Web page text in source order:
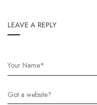
LEAVE A REPLY